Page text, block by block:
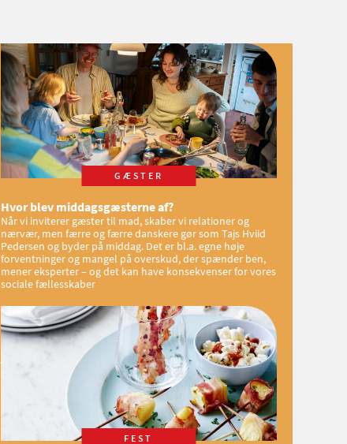
GÆSTER
Hvor blev middagsgæsterne af?
Når vi inviterer gæster til mad, skaber vi relationer og
nærvær, men færre og færre danskere gør som Tajs Hviid
Pedersen og byder på middag. Det er bl.a. egne høje
forventninger og mangel på overskud, der spænder ben,
mener eksperter – og det kan have konsekvenser for vores
sociale fællesskaber
FEST